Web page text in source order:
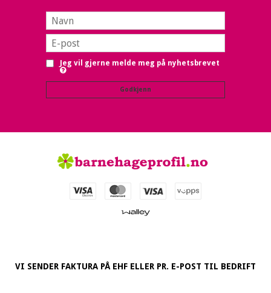
Jeg vil gjerne melde meg på nyhetsbrevet
Godkjenn
VI SENDER FAKTURA PÅ EHF ELLER PR. E-POST TIL BEDRIFT